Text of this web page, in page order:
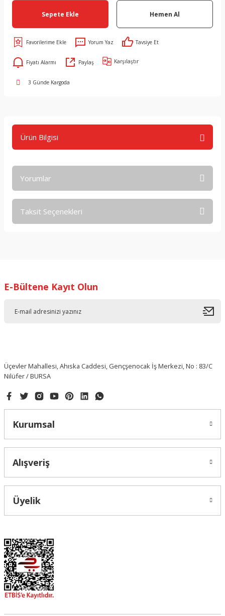
Sepete Ekle Hemen Al
Yorum Yaz Tavsiye Et
Fiyatı Alarmı Paylaş Karşılaştır
3 Günde Kargoda
Ürün Bilgisi
Yorumlar
Taksit Seçenekleri
E-Bültene Kayıt Olun
Üçevler Mahallesi, Ahıska Caddesi, Gençşenocak İş Merkezi, No : 83/C
Nilüfer / BURSA
Kurumsal
Alışveriş
Üyelik